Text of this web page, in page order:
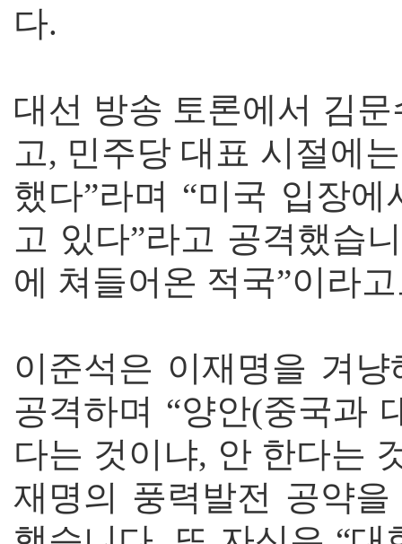
다.
대선 방송 토론에서 김
고, 민주당 대표 시절에
했다”라며 “미국 입장
고 있다”라고 공격했습
에 쳐들어온 적국”이라
이준석은 이재명을 겨
공격하며 “양안(중국과
다는 것이냐, 안 한다는
재명의 풍력발전 공약